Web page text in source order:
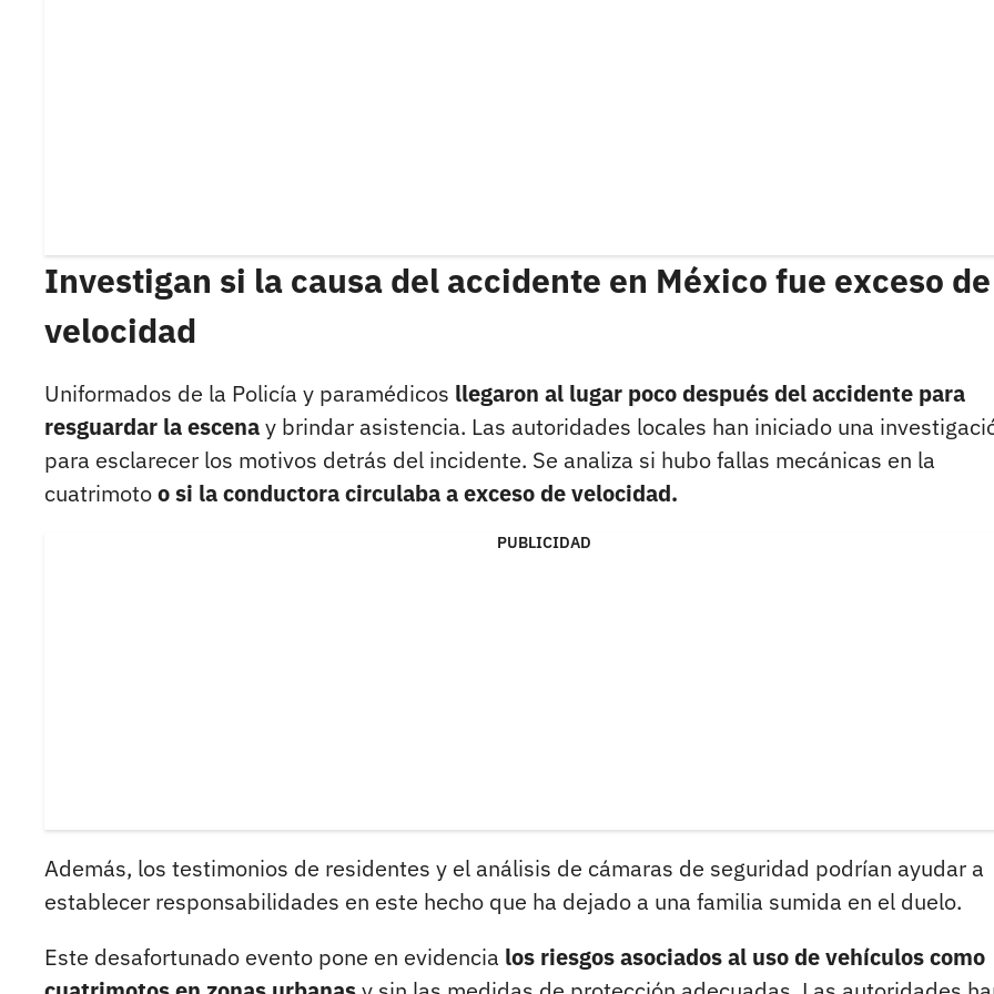
Investigan si la causa del accidente en México fue exceso de
velocidad
Uniformados de la Policía y paramédicos llegaron al lugar poco después del accidente para
resguardar la escenay brindar asistencia. Las autoridades locales han iniciado una
para esclarecer los motivos detrás del incidente. Se analiza si hubo fallas mecánicas en la
cuatrimotoo si la conductora circulaba a exceso de velocidad.
PUBLICIDAD
Además, los testimonios de residentes y el análisis de cámaras de seguridad podrían ayudar a
establecer responsabilidades en este hecho que ha dejado a una familia sumida en el duelo.
Este desafortunado evento pone en evidencia los riesgos asociados al uso de vehículos como